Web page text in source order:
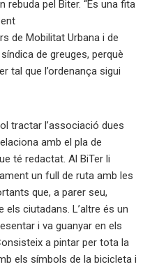
pel Biter. “És una fita
de Mobilitat Urbana i de
de greuges, perquè
tal que l’ordenança sigui
tractar l’associació dues
amb el pla de
té redactat. Al BiTer li
un full de ruta amb les
que, a parer seu,
els ciutadans. L’altre és un
i va guanyar en els
a pintar per tota la
els símbols de la bicicleta i